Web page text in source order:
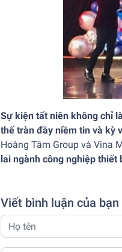
Sự kiện tất niên không chỉ
thế tràn đầy niềm tin và kỳ
Hoàng Tâm Group và Vina
lai ngành công nghiệp thiết
Viết bình luận của bạn